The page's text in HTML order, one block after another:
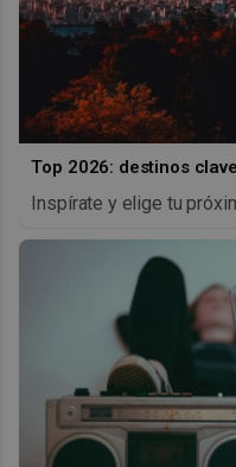
Top 2026: destinos clave
Inspírate y elige tu